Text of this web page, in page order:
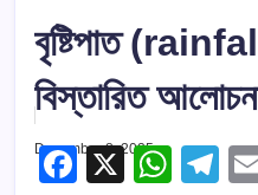
বৃষ্টিপাত
বিস্তারিত
December 8, 2025
F X
W
T